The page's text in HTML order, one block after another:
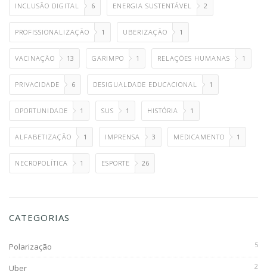
INCLUSÃO DIGITAL 6 ENERGIA SUSTENTÁVEL 2
PROFISSIONALIZAÇÃO 1 UBERIZAÇÃO 1
VACINAÇÃO 13 GARIMPO 1 RELAÇÕES HUMANAS 1
PRIVACIDADE 6 DESIGUALDADE EDUCACIONAL 1
OPORTUNIDADE 1 SUS 1 HISTÓRIA 1
ALFABETIZAÇÃO 1 IMPRENSA 3 MEDICAMENTO 1
NECROPOLÍTICA 1 ESPORTE 26
CATEGORIAS
Polarização 5
Uber 2